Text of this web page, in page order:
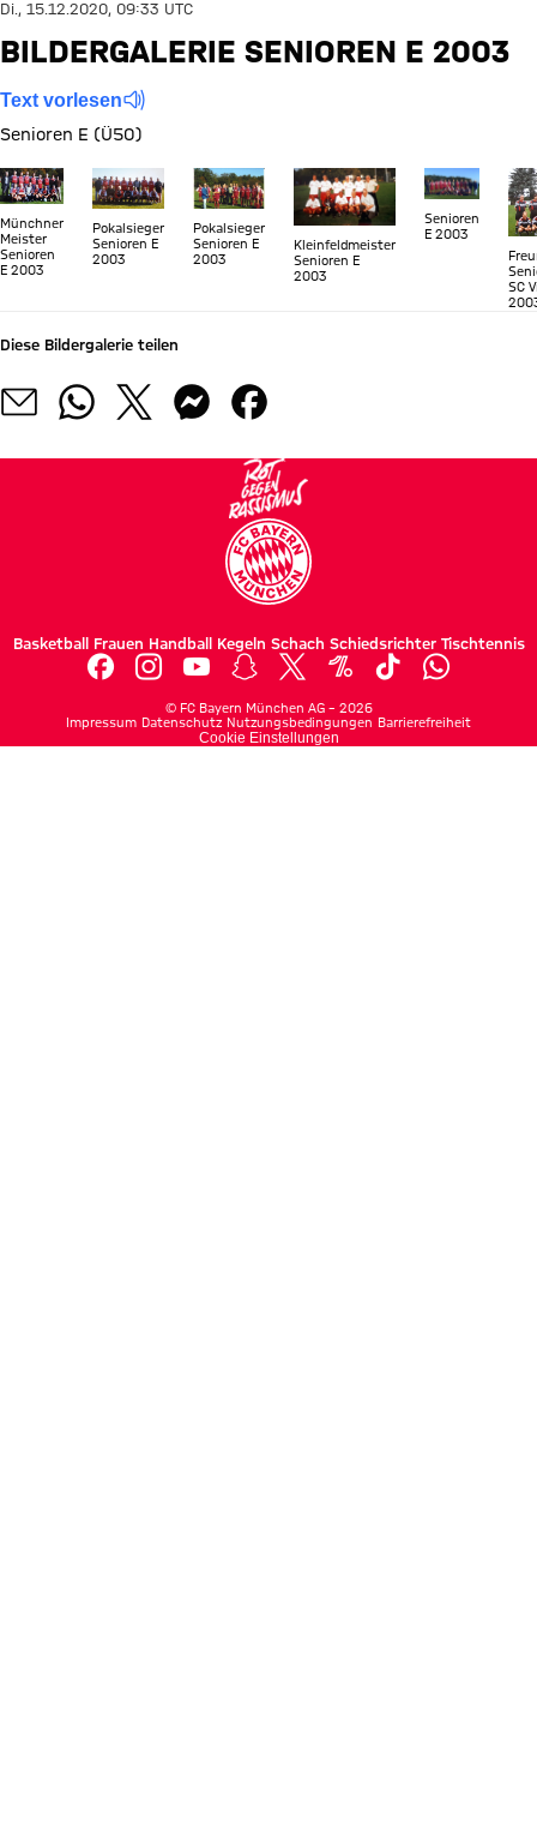
Di., 15.12.2020, 09:33 UTC
BILDERGALERIE SENIOREN E 2003
Text vorlesen
Senioren E (Ü50)
Zeige in voller Größe
Münchner
Meister
Senioren
E 2003
Zeige in voller Größe
Pokalsieger
Senioren E
2003
Zeige in voller Größe
Pokalsieger
Senioren E
2003
Zeige in voller Größe
Kleinfeldmeister
Senioren E
2003
Zeige in
Senioren
E 2003
SC
Diese Bildergalerie teilen
Basketball Frauen Handball Kegeln Schach Schiedsrichter Tischtennis
© FC Bayern München AG – 2026
Impressum Datenschutz Nutzungsbedingungen Barrierefreiheit
Cookie Einstellungen